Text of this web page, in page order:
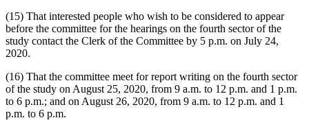
(15) That interested people who wish to be considered to appear
before the committee for the hearings on the fourth sector of the
study contact the Clerk of the Committee by 5 p.m. on July 24,
2020.
(16) That the committee meet for report writing on the fourth sector
of the study on August 25, 2020, from 9 a.m. to 12 p.m. and 1 p.m.
to 6 p.m.; and on August 26, 2020, from 9 a.m. to 12 p.m. and 1
p.m. to 6 p.m.